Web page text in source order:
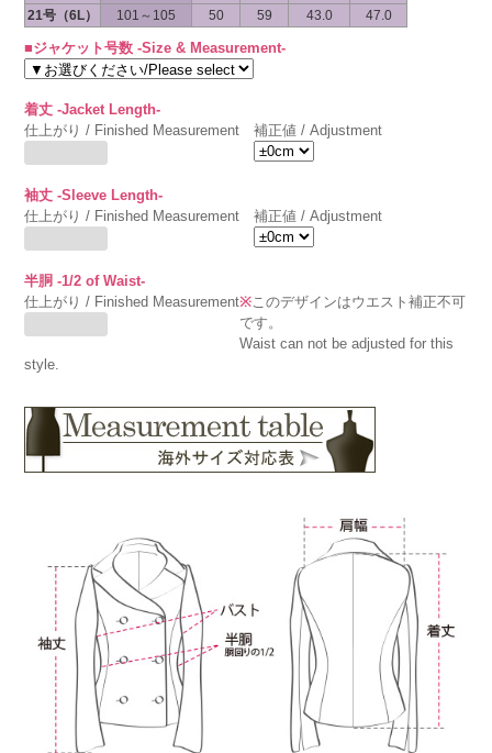
21号（6L）
101～105 50 59 43.0 47.0
■ジャケット号数 -Size & Measurement-
着丈 -Jacket Length-
仕上がり / Finished Measurement
補正値 / Adjustment
袖丈 -Sleeve Length-
仕上がり / Finished Measurement
補正値 / Adjustment
半胴 -1/2 of Waist-
仕上がり / Finished Measurement※ このデザインはウエスト補正不可
です。
Waist can not be adjusted for this
style.